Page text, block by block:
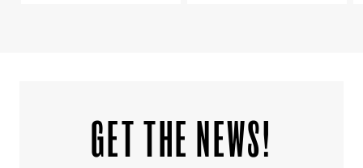
!GET THE NEWS